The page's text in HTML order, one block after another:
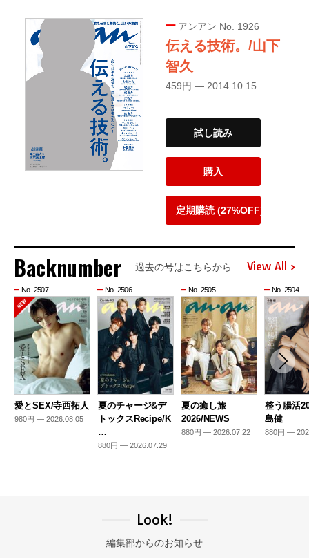
アンアン No. 1926
伝える技術。/山下
智久
459円 — 2014.10.15
試し読み
購入
定期購読 (27%OFF)
Backnumber 過去の号はこちらから View All
No. 2507
愛とSEX/寺西拓人
980円 — 2026.08.05
No. 2506
夏のチャージ&デ
トックスRecipe/K
…
880円 — 2026.07.29
No. 2505
夏の癒し旅
2026/NEWS
880円 — 2026.07.22
No. 2504
整う腸活
島健
880円 —
Look!
編集部からのお知らせ